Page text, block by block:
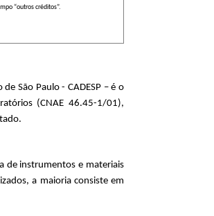
“outros créditos”.
São Paulo - CADESP – é o
(CNAE 46.45-1/01),
de instrumentos e materiais
a maioria consiste em